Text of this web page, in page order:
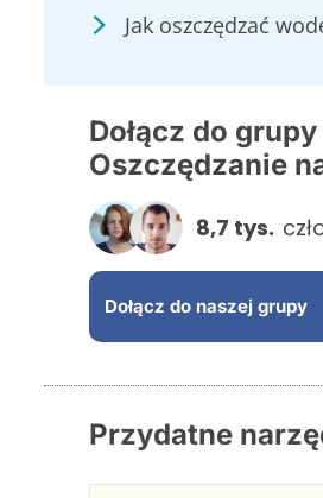
Jak oszczędzać
Dołącz do
Oszczędzanie
Dołącz do naszej grupy
8,7 tys.
Przydatne